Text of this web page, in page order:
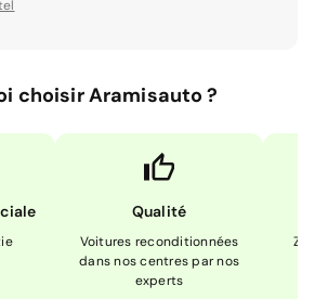
choisir Aramisauto ?
Qualité
Voitures reconditionnées
dans nos centres par nos
experts